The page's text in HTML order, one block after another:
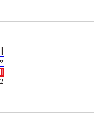
معتقلي